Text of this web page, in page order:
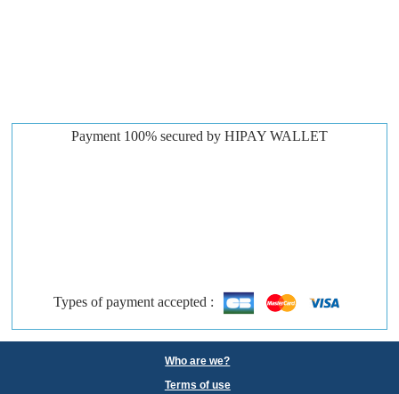
Payment 100% secured by HIPAY WALLET
Types of payment accepted :
Who are we?
Terms of use